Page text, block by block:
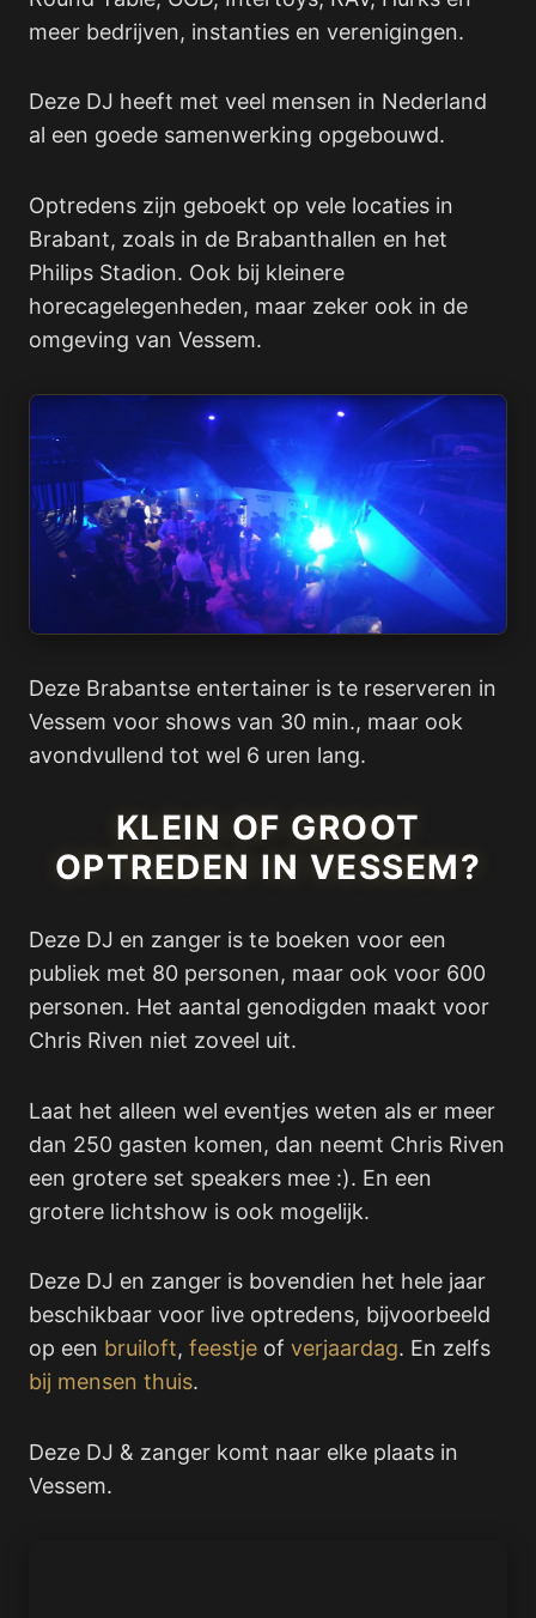
meer bedrijven, instanties en verenigingen.
Deze DJ heeft met veel mensen in Nederland
al een goede samenwerking opgebouwd.
Optredens zijn geboekt op vele locaties in
Brabant, zoals in de Brabanthallen en het
Philips Stadion. Ook bij kleinere
horecagelegenheden, maar zeker ook in de
omgeving van Vessem.
Deze Brabantse entertainer is te reserveren in
Vessem voor shows van 30 min., maar ook
avondvullend tot wel 6 uren lang.
KLEIN OF GROOT
OPTREDEN IN VESSEM?
Deze DJ en zanger is te boeken voor een
publiek met 80 personen, maar ook voor 600
personen. Het aantal genodigden maakt voor
Chris Riven niet zoveel uit.
Laat het alleen wel eventjes weten als er meer
dan 250 gasten komen, dan neemt Chris Riven
een grotere set speakers mee :). En een
grotere lichtshow is ook mogelijk.
Deze DJ en zanger is bovendien het hele jaar
beschikbaar voor live optredens, bijvoorbeeld
op een bruiloft, feestje of verjaardag. En zelfs
bij mensen thuis.
Deze DJ & zanger komt naar elke plaats in
Vessem.